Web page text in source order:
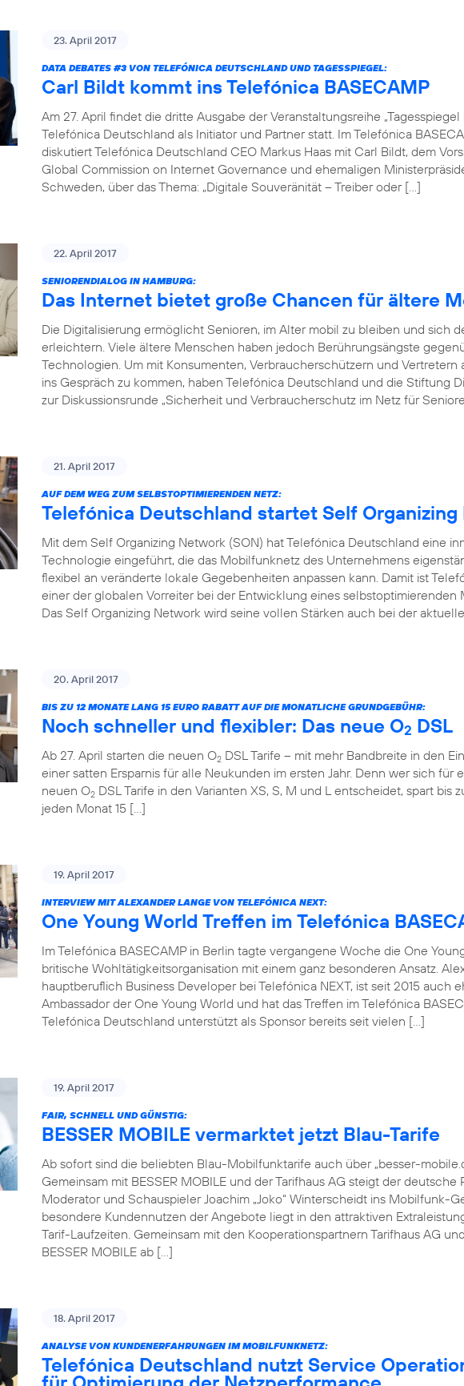
23. April 2017
DATA DEBATES #3VON TELEFÓNICA DEUTSCHLAND UND TAGESSPIEGEL:
Carl Bildt kommt ins Telefónica BASECAMP
Am 27. April findet die dritte Ausgabe der Veranstaltungsreihe „Tagesspiegel
Telefónica Deutschland als Initiator und Partner statt. Im Telefónica
diskutiert Telefónica Deutschland CEO Markus Haas mit Carl Bildt, dem
Global Commission on Internet Governance und ehemaligen
Schweden, über das Thema: „Digitale Souveränität – Treiber oder […]
22. April 2017
SENIORENDIALOG IN HAMBURG:
Das Internet bietet große Chancen für ältere
Die Digitalisierung ermöglicht Senioren, im Alter mobil zu bleiben und sich
erleichtern. Viele ältere Menschen haben jedoch Berührungsängste
Technologien. Um mit Konsumenten, Verbraucherschützern und Vertretern
ins Gespräch zu kommen, haben Telefónica Deutschland und die Stiftung
zur Diskussionsrunde „Sicherheit und Verbraucherschutz im Netz für
21. April 2017
AUF DEM WEG ZUM SELBSTOPTIMIERENDEN NETZ:
Telefónica Deutschland startet Self
Mit dem Self Organizing Network (SON) hat Telefónica Deutschland eine
Technologie eingeführt, die das Mobilfunknetz des Unternehmens
flexibel an veränderte lokale Gegebenheiten anpassen kann. Damit ist
einer der globalen Vorreiter bei der Entwicklung eines selbstoptimierenden
Das Self Organizing Network wird seine vollen Stärken auch bei der
20. April 2017
BIS ZU 12 MONATE LANG 15 EURO RABATT AUF DIE MONATLICHE GRUNDGEBÜHR:
Noch schneller und flexibler: Das neue O2 DSL
Ab 27. April starten die neuen O2 DSL Tarife – mit mehr Bandbreite in den
einer satten Ersparnis für alle Neukunden im ersten Jahr. Denn wer sich für
neuen O2 DSL Tarife in den Varianten XS, S, M und L entscheidet, spart bis
jeden Monat 15 […]
19. April 2017
INTERVIEW MIT ALEXANDER LANGE VON TELEFÓNICA NEXT:
One Young World Treffen im Telefónica
Im Telefónica BASECAMP in Berlin tagte vergangene Woche die One
britische Wohltätigkeitsorganisation mit einem ganz besonderen Ansatz.
hauptberuflich Business Developer bei Telefónica NEXT, ist seit 2015 auch
Ambassador der One Young World und hat das Treffen im Telefónica
Telefónica Deutschland unterstützt als Sponsor bereits seit vielen […]
19. April 2017
FAIR, SCHNELL UND GÜNSTIG:
BESSER MOBILE vermarktet jetzt Blau-Tarife
Ab sofort sind die beliebten Blau-Mobilfunktarife auch über „besser-
Gemeinsam mit BESSER MOBILE und der Tarifhaus AG steigt der deutsche
Moderator und Schauspieler Joachim „Joko“ Winterscheidt ins Mobilfunk-
besondere Kundennutzen der Angebote liegt in den attraktiven
Tarif-Laufzeiten. Gemeinsam mit den Kooperationspartnern Tarifhaus AG
BESSER MOBILE ab […]
18. April 2017
ANALYSE VON KUNDENERFAHRUNGEN IM MOBILFUNKNETZ:
Telefónica Deutschland nutzt Service